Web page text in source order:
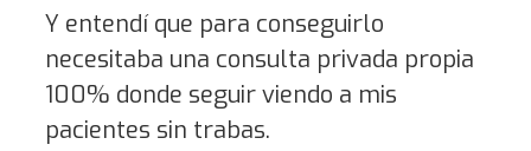
Y entendí que para conseguirlo
necesitaba una consulta privada propia
100% donde seguir viendo a mis
pacientes sin trabas.